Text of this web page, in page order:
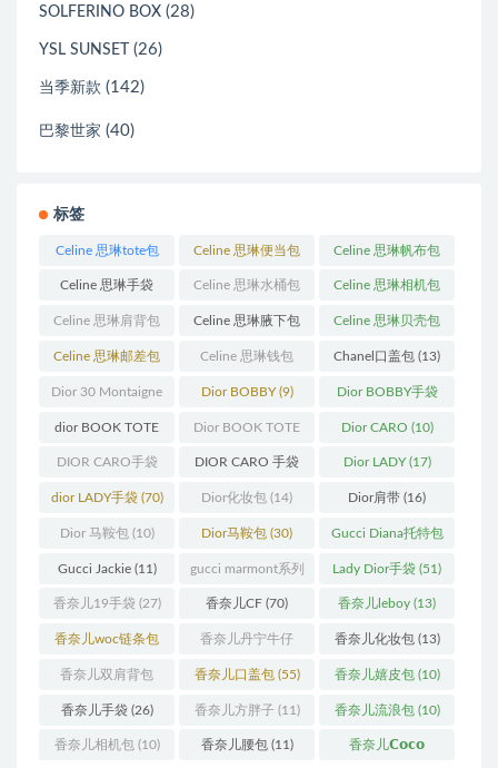
SOLFERINO BOX (28)
YSL SUNSET (26)
当季新款 (142)
巴黎世家 (40)
标签
Celine 思琳tote包
(23)
Celine 思琳便当包
(14)
Celine 思琳帆布包
(18)
Celine 思琳手袋
(250)
Celine 思琳水桶包
(55)
Celine 思琳相机包
(11)
Celine 思琳肩背包
(12)
Celine 思琳腋下包
(10)
Celine 思琳贝壳包
(12)
Celine 思琳邮差包
(13)
Celine 思琳钱包
(10)
Chanel口盖包 (13)
Dior 30 Montaigne
蒙田(31)
Dior BOBBY(9) Dior BOBBY手袋
(26)
dior BOOK TOTE
(12)
Dior BOOK TOTE
手袋(163)
Dior CARO (10)
DIOR CARO手袋
(11)
DIOR CARO 手袋
(31)
Dior LADY(17)
dior LADY手袋(70) Dior化妆包 (14) Dior肩带 (16)
Dior 马鞍包(10) Dior马鞍包 (30) Gucci Diana托特包
(11)
Gucci Jackie(11) gucci marmont系列
(19)
Lady Dior手袋 (51)
香奈儿19手袋 (27) 香奈儿CF (70) 香奈儿leboy (13)
香奈儿woc链条包
(11)
香奈儿丹宁牛仔
(12)
香奈儿化妆包(13)
香奈儿双肩背包
(13)
香奈儿口盖包(55) 香奈儿嬉皮包(10)
香奈儿手袋(26) 香奈儿方胖子(11) 香奈儿流浪包(10)
香奈儿相机包(10) 香奈儿腰包(11) 香奈儿𝗖𝗼𝗰𝗼